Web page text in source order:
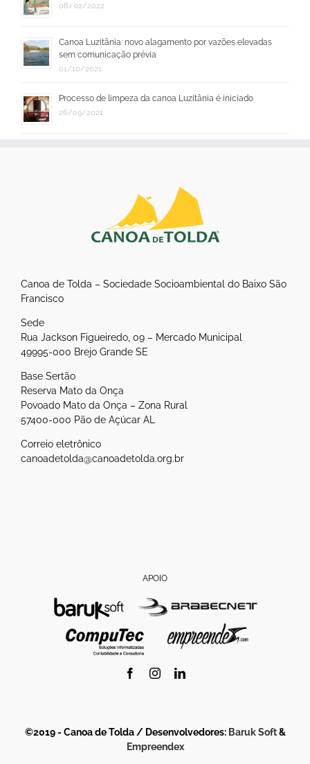
08/02/2022
Canoa Luzitânia: novo alagamento por vazões elevadas
sem comunicação prévia
01/10/2021
Processo de limpeza da canoa Luzitânia é iniciado
26/09/2021
Canoa de Tolda – Sociedade Socioambiental do Baixo São
Francisco
Sede
Rua Jackson Figueiredo, 09 – Mercado Municipal
49995-000 Brejo Grande SE
Base Sertão
Reserva Mato da Onça
Povoado Mato da Onça – Zona Rural
57400-000 Pão de Açúcar AL
Correio eletrônico
canoadetolda@canoadetolda.org.br
APOIO
FacebookInstagramLinkedIn
©2019 - Canoa de Tolda / Desenvolvedores: Baruk Soft&
Empreendex